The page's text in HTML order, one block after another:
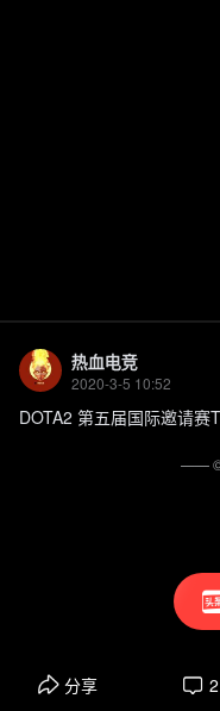
热血电竞
2020-3-5 10:52
DOTA2 第五届国际邀请赛
分享 2
——